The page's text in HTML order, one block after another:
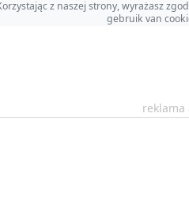
z naszej strony, wyrażasz
gebruik van
reklama